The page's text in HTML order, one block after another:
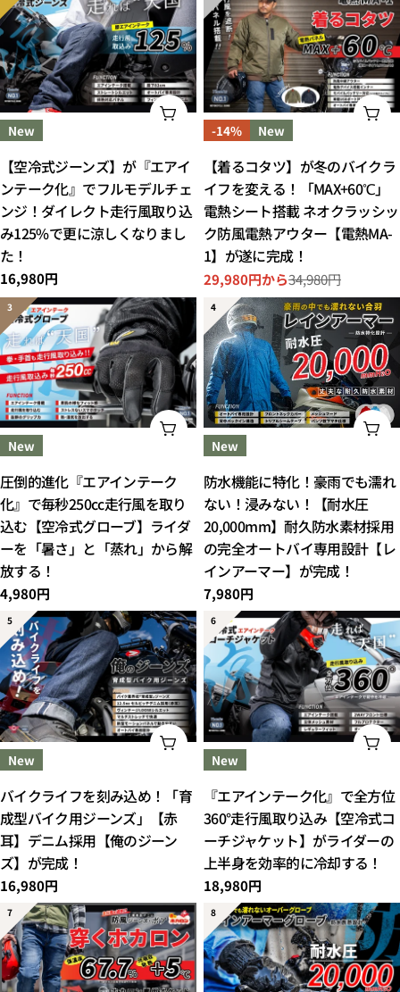
New
オプションを選択してください
【空冷式ジーンズ】が『エアイ
ンテーク化』でフルモデルチェ
ンジ！ダイレクト走行風取り込
み125%で更に涼しくなりまし
た！
通
常
価
格
16,980円
-14% New
オ
【着るコタツ】が冬のバイクラ
イフを変える！「MAX+60℃」
電熱シート搭載 ネオクラッシッ
ク防風電熱アウター【電熱MA-
1】が遂に完成！
セ
ー
ル
ス
プ
ラ
イ
ス
29,980円から
通
常
価
格
34,980円
New
オプションを選択してください
圧倒的進化『エアインテーク
化』で毎秒250cc走行風を取り
込む【空冷式グローブ】ライダ
ーを「暑さ」と「蒸れ」から解
放する！
通
常
価
格
4,980円
New
オ
防水機能に特化！豪雨でも濡れ
ない！浸みない！【耐水圧
20,000mm】耐久防水素材採用
の完全オートバイ専用設計【レ
インアーマー】が完成！
通
常
価
格
7,980円
New
オプションを選択してください
バイクライフを刻み込め！「育
成型バイク用ジーンズ」【赤
耳】デニム採用【俺のジーン
ズ】が完成！
通
常
価
格
16,980円
New
オ
『エアインテーク化』で全方位
360°走行風取り込み【空冷式コ
ーチジャケット】がライダーの
上半身を効率的に冷却する！
通
常
価
格
18,980円